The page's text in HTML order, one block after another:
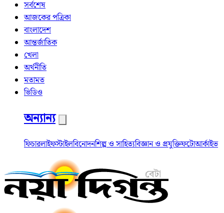
সর্বশেষ
আজকের পত্রিকা
বাংলাদেশ
আন্তর্জাতিক
খেলা
অর্থনীতি
মতামত
ভিডিও
অন্যান্য
ফিচারলাইফস্টাইলবিনোদনশিল্প ও সাহিত্যবিজ্ঞান ও প্রযুক্তিফটোআর্কাইভ